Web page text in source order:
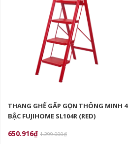
THANG GHẾ GẤP GỌN THÔNG MINH 4
BẬC FUJIHOME SL104R (RED)
650.916₫ 1.299.000₫